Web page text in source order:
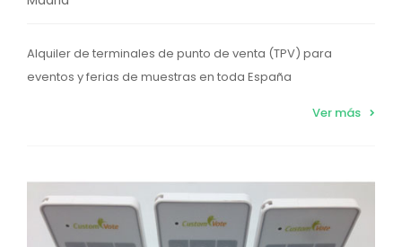
Alquiler de terminales de punto de venta (TPV) para
eventos y ferias de muestras en toda España
Ver más